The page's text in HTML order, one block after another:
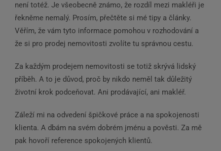
není totéž. Je všeobecně známo, že rozdíl mezi makléři je
řekněme nemalý. Prosím, přečtěte si mé tipy a články.
Věřím, že vám tyto informace pomohou v rozhodování a
že si pro prodej nemovitosti zvolíte tu správnou cestu.
Za každým prodejem nemovitosti se totiž skrývá lidský
příběh. A to je důvod, proč by nikdo neměl tak důležitý
životní krok podceňovat. Ani prodávající, ani makléř.
Záleží mi na odvedení špičkové práce a na spokojenosti
klienta. A dbám na svém dobrém jménu a pověsti. Za mě
pak hovoří reference spokojených klientů.